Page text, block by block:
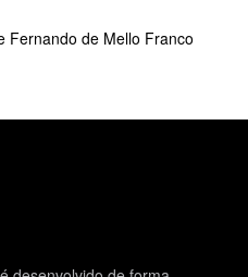
Fernando de Mello Franco